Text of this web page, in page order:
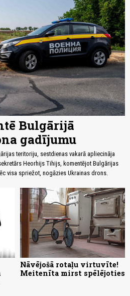
Bulgārijā
gadījumu
teritoriju, sestdienas vakarā apliecināja
Heorhijs Tihijs, komentējot Bulgārijas
visa spriežot, nogāzies Ukrainas drons.
Nāvējošā rotaļu virtuvīte!
Meitenīta mirst spēlējoties